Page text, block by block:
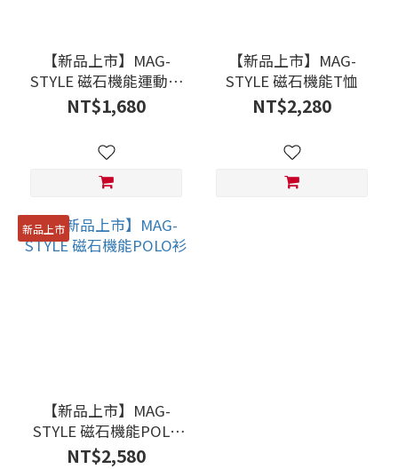
【新品上市】MAG-
STYLE 磁石機能運動上
衣
NT$1,680
【新品上市】MAG-
STYLE 磁石機能T恤
NT$2,280
新品上市
【新品上市】MAG-
STYLE 磁石機能POLO
衫
NT$2,580